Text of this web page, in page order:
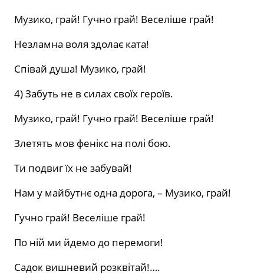
Музико, грай! Гучно грай! Веселіше грай!
Незламна воля здолає ката!
Співай душа! Музико, грай!
4) Забуть не в силах своїх героїв.
Музико, грай! Гучно грай! Веселіше грай!
Злетять мов фенікс на полі бою.
Ти подвиг їх не забувай!
Нам у майбутнє одна дорога, – Музико, грай!
Гучно грай! Веселіше грай!
По ній ми йдемо до перемоги!
Садок вишневий розквітай!….